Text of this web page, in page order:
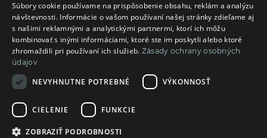
Reklamčný formulár
Formulár na odstúpenie od zmluvy
Doprava a platba
2019 - 2026 Všetky práva vyhradené | Copyright © Havkáreň |
Súbory cookie používame na prispôsobenie obsahu, reklám a analýzu
návštevnosti. Informácie o vašom používaní našej stránky zdieľame aj
s našimi reklamnými a analytickými partnermi, ktorí ich môžu
kombinovať s inými informáciami, ktoré ste im poskytli alebo ktoré
zhromaždili pri používaní ich služieb. Zásady ochrany osobných
údajov
NEVYHNUTNE POTREBNÉ VÝKONNOSŤ
CIELENIE FUNKCIE
ZOBRAZIŤ PODROBNOSTI